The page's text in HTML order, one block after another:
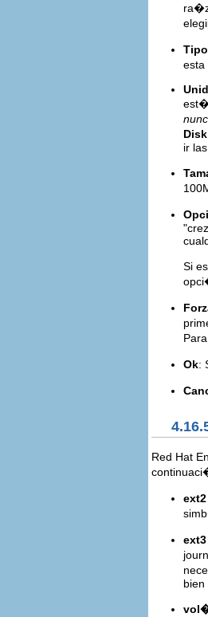
esta
est�
ir
Si
Ok:
Red Hat
ext2
ext3
bien